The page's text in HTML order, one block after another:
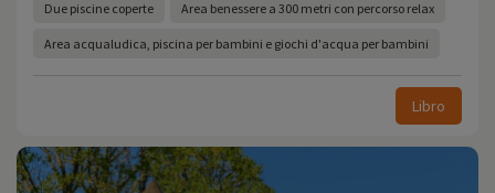
Due piscine coperte Area benessere a 300 metri con percorso relax
Area acqualudica, piscina per bambini e giochi d'acqua per bambini
Libro